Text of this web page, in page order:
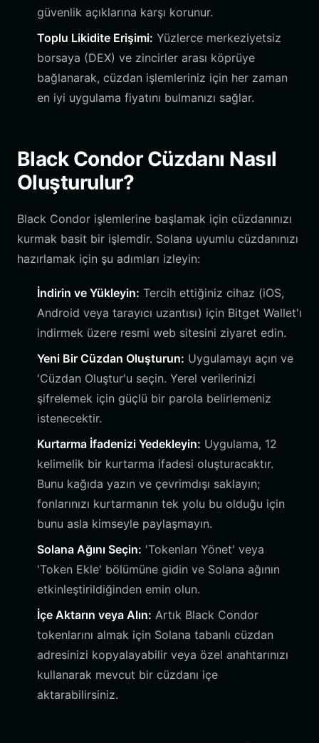
güvenlik açıklarına karşı korunur.
Toplu Likidite Erişimi: Yüzlerce merkeziyetsiz
borsaya (DEX) ve zincirler arası köprüye
bağlanarak, cüzdan işlemleriniz için her zaman
en iyi uygulama fiyatını bulmanızı sağlar.
Black Condor Cüzdanı Nasıl
Oluşturulur?
Black Condor işlemlerine başlamak için cüzdanınızı
kurmak basit bir işlemdir. Solana uyumlu cüzdanınızı
hazırlamak için şu adımları izleyin:
İndirin ve Yükleyin: Tercih ettiğiniz cihaz (iOS,
Android veya tarayıcı uzantısı) için Bitget Wallet'ı
indirmek üzere resmi web sitesini ziyaret edin.
Yeni Bir Cüzdan Oluşturun: Uygulamayı açın ve
'Cüzdan Oluştur'u seçin. Yerel verilerinizi
şifrelemek için güçlü bir parola belirlemeniz
istenecektir.
Kurtarma İfadenizi Yedekleyin: Uygulama, 12
kelimelik bir kurtarma ifadesi oluşturacaktır.
Bunu kağıda yazın ve çevrimdışı saklayın;
fonlarınızı kurtarmanın tek yolu bu olduğu için
bunu asla kimseyle paylaşmayın.
Solana Ağını Seçin: 'Tokenları Yönet' veya
'Token Ekle' bölümüne gidin ve Solana ağının
etkinleştirildiğinden emin olun.
İçe Aktarın veya Alın: Artık Black Condor
tokenlarını almak için Solana tabanlı cüzdan
adresinizi kopyalayabilir veya özel anahtarınızı
kullanarak mevcut bir cüzdanı içe
aktarabilirsiniz.